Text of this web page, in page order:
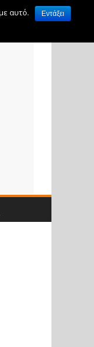
αυτό. Εντάξει